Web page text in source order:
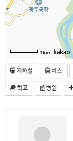
1km
지하철 버스
학교 병원